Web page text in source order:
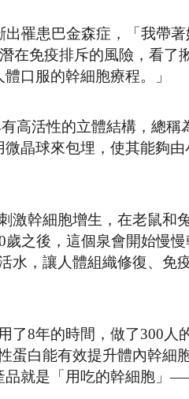
罹患巴金森症，「我帶
在免疫排斥的風險，看了
口服的幹細胞療程。」
高活性的立體結構，總稱
晶球來包埋，使其能夠由
激幹細胞增生，在老鼠和
之後，這個泉會開始慢
水，讓人體組織修復、免
8年的時間，做了300人
蛋白能有效提升體內幹細
就是「用吃的幹細胞」